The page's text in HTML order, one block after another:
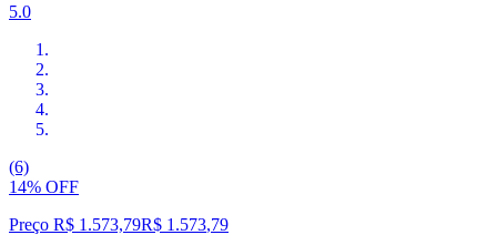
5.0
(6)
14% OFF
Preço R$ 1.573,79R$ 1.573,79